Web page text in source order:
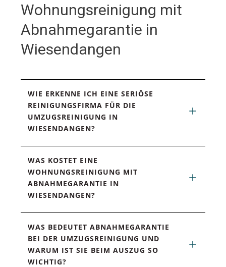
Wohnungsreinigung mit
Abnahmegarantie in
Wiesendangen
WIE ERKENNE ICH EINE SERIÖSE
REINIGUNGSFIRMA FÜR DIE
UMZUGSREINIGUNG IN
WIESENDANGEN?
WAS KOSTET EINE
WOHNUNGSREINIGUNG MIT
ABNAHMEGARANTIE IN
WIESENDANGEN?
WAS BEDEUTET ABNAHMEGARANTIE
BEI DER UMZUGSREINIGUNG UND
WARUM IST SIE BEIM AUSZUG SO
WICHTIG?